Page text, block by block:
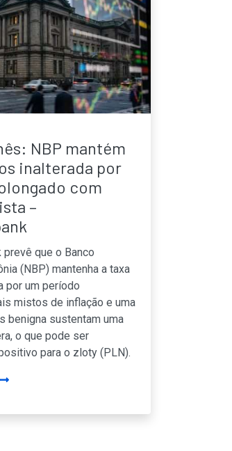
NBP mantém
inalterada por
com
–
prevê que o Banco
(NBP) mantenha a taxa
por um período
mistos de inflação e uma
benigna sustentam uma
o que pode ser
para o zloty (PLN).